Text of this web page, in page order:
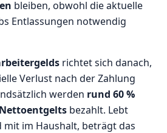
bleiben, obwohl die aktuelle
Entlassungen notwendig
richtet sich danach,
Verlust nach der Zahlung
werden rund 60 %
bezahlt. Lebt
mit im Haushalt, beträgt das